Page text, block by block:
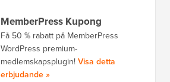
MemberPress Kupong
Få 50 % rabatt på MemberPress
WordPress premium-
medlemskapsplugin!Visa detta
erbjudande »